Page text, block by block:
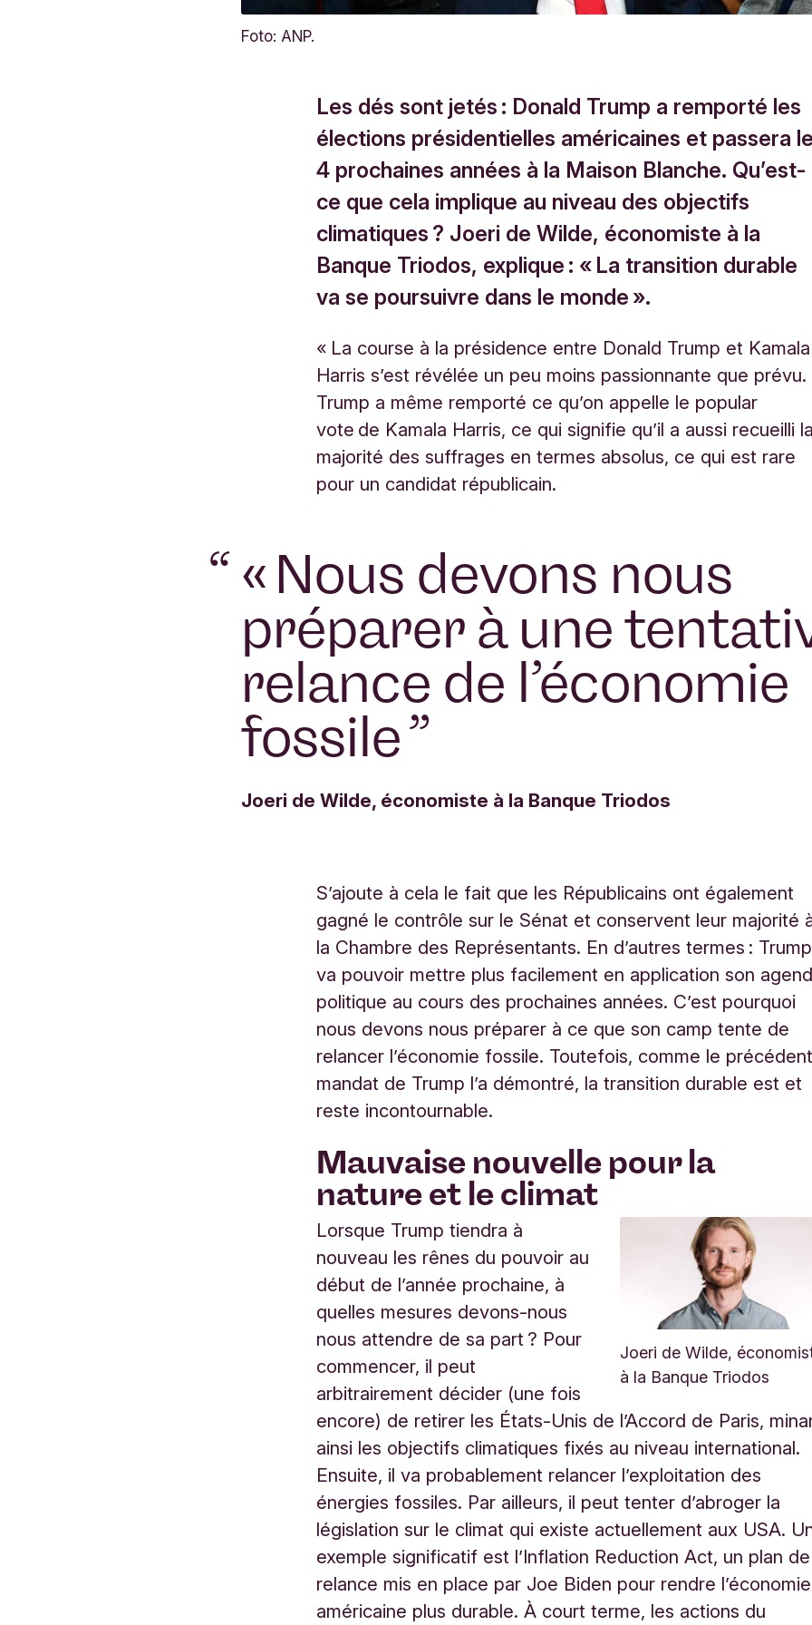
Foto: ANP.
Les dés sont jetés : Donald Trump a remporté les
élections présidentielles américaines et passera
4 prochaines années à la Maison Blanche. Qu’est-
ce que cela implique au niveau des objectifs
climatiques ? Joeri de Wilde, économiste à la
Banque Triodos, explique : « La transition durable
va se poursuivre dans le monde ».
« La course à la présidence entre Donald Trump et Kamala
Harris s’est révélée un peu moins passionnante que prévu.
Trump a même remporté ce qu’on appelle le popular
vote de Kamala Harris, ce qui signifie qu’il a aussi recueilli la
majorité des suffrages en termes absolus, ce qui est rare
pour un candidat républicain.
“« Nous devons nous
préparer à une
relance de l’économie
fossile”
Joeri de Wilde, économiste à la Banque Triodos
S’ajoute à cela le fait que les Républicains ont également
gagné le contrôle sur le Sénat et conservent leur majorité
la Chambre des Représentants. En d’autres termes : Trump
va pouvoir mettre plus facilement en application son
politique au cours des prochaines années. C’est pourquoi
nous devons nous préparer à ce que son camp tente de
relancer l’économie fossile. Toutefois, comme le précédent
mandat de Trump l’a démontré, la transition durable est et
reste incontournable.
Mauvaise nouvelle pour la
nature et le climat
Joeri de Wilde,
à la Banque Triodos
Lorsque Trump tiendra à
nouveau les rênes du pouvoir au
début de l’année prochaine, à
quelles mesures devons-nous
nous attendre de sa part ? Pour
commencer, il peut
arbitrairement décider (une fois
encore) de retirer les États-Unis de l’Accord de Paris,
ainsi les objectifs climatiques fixés au niveau international.
Ensuite, il va probablement relancer l’exploitation des
énergies fossiles. Par ailleurs, il peut tenter d’abroger la
législation sur le climat qui existe actuellement aux USA.
exemple significatif est l’Inflation Reduction Act, un plan de
relance mis en place par Joe Biden pour rendre l’économie
américaine plus durable. À court terme, les actions du